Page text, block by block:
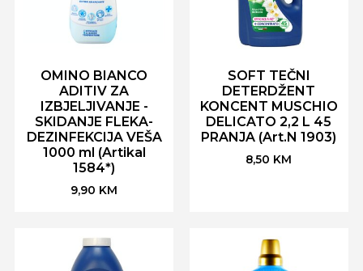
OMINO BIANCO
ADITIV ZA
IZBJELJIVANJE -
SKIDANJE FLEKA-
DEZINFEKCIJA VEŠA
1000 ml (Artikal
1584*)
9,90 KM
SOFT TEČNI
DETERDŽENT
KONCENT MUSCHIO
DELICATO 2,2 L 45
PRANJA (Art.N 1903)
8,50 KM